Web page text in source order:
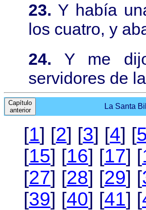
23. Y había
los cuatro, y
24. Y me
servidores de
Capítulo
anterior
La Santa
[1] [2] [3] [4] [5
[15] [16] [17] [
[27] [28] [29] [
[39] [40] [41] [